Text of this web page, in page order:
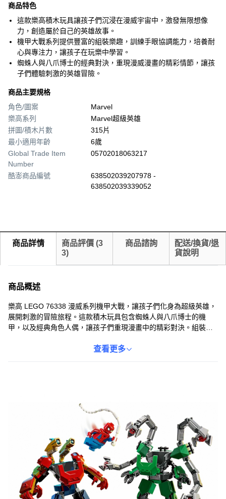
商品特色
這款樂高積木玩具讓孩子們沉浸在漫威宇宙中，激發無限想像
力，創造屬於自己的英雄故事。
機甲大戰系列提供豐富的組裝樂趣，訓練手眼協調能力，培養耐
心與專注力，讓孩子在玩樂中學習。
蜘蛛人與八爪博士的經典對決，重現漫威漫畫的精彩情節，讓孩
子們體驗刺激的英雄冒險。
商品主要規格
角色/圖案
Marvel
樂高系列
Marvel超級英雄
拼圖/積木片數
315片
最小適用年齡
6歲
Global Trade Item
Number
05702018063217
酷澎商品編號
638502039207978 -
638502039339052
商品詳情 商品評價 (3
3)
商品諮詢
配送/換貨/退
貨說明
商品概述
樂高 LEGO 76338 漫威系列機甲大戰，讓孩子們化身為超級英雄，
展開刺激的冒險旅程。這款積木玩具包含蜘蛛人與八爪博士的機
甲，以及經典角色人偶，讓孩子們重現漫畫中的精彩對決。組裝過
的材料，讓家長安心，孩子玩得開心。這款樂高玩具不僅是玩具，
查看更多